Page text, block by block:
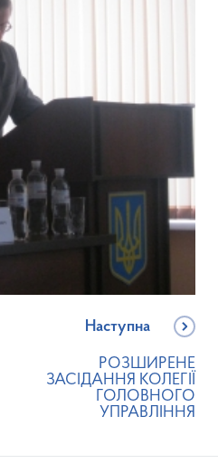
Наступна
РОЗШИРЕНЕ
ЗАСІДАННЯ КОЛЕГІЇ
ГОЛОВНОГО
УПРАВЛІННЯ